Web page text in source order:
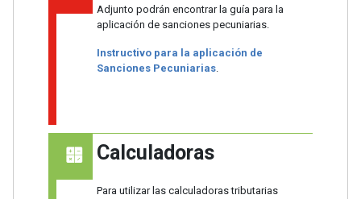
Adjunto podrán encontrar la guía para la
aplicación de sanciones pecuniarias.
Instructivo para la aplicación de
Sanciones Pecuniarias.
Calculadoras
Para utilizar las calculadoras tributarias